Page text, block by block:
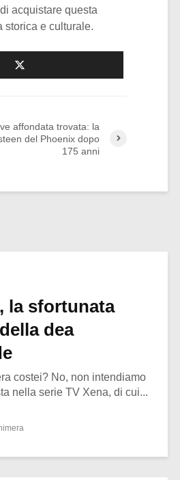
acquistare questa
storica e culturale.
affondata trovata: la
del Phoenix dopo
175 anni
la sfortunata
dea
costei? No, non intendiamo
nella serie TV Xena, di cui...